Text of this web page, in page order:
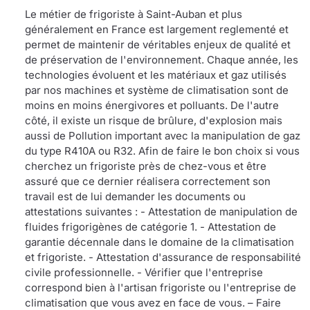
Le métier de frigoriste à Saint-Auban et plus
généralement en France est largement reglementé et
permet de maintenir de véritables enjeux de qualité et
de préservation de l'environnement. Chaque année, les
technologies évoluent et les matériaux et gaz utilisés
par nos machines et système de climatisation sont de
moins en moins énergivores et polluants. De l'autre
côté, il existe un risque de brûlure, d'explosion mais
aussi de Pollution important avec la manipulation de gaz
du type R410A ou R32. Afin de faire le bon choix si vous
cherchez un frigoriste près de chez-vous et être
assuré que ce dernier réalisera correctement son
travail est de lui demander les documents ou
attestations suivantes : - Attestation de manipulation de
fluides frigorigènes de catégorie 1. - Attestation de
garantie décennale dans le domaine de la climatisation
et frigoriste. - Attestation d'assurance de responsabilité
civile professionnelle. - Vérifier que l'entreprise
correspond bien à l'artisan frigoriste ou l'entreprise de
climatisation que vous avez en face de vous. – Faire